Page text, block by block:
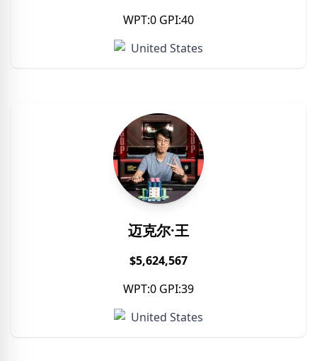
WPT:0 GPI:40
United States
迈克尔·王
$5,624,567
WPT:0 GPI:39
United States